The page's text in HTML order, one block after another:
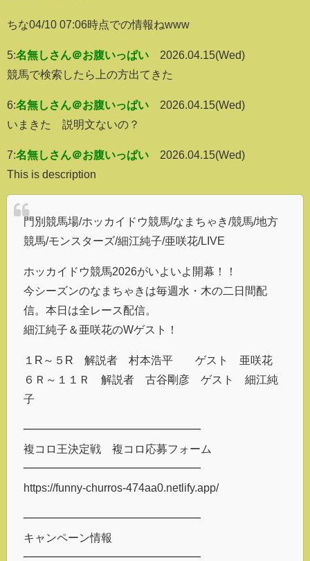
ちな04/10 07:06時点での情報ねwww
5:名無しさん＠お腹いっぱい
2026.04.15(Wed)
競馬で検索したら上の方出てきた
6:名無しさん＠お腹いっぱい
2026.04.15(Wed)
いまきた 説明文ないの？
7:名無しさん＠お腹いっぱい
2026.04.15(Wed)
This is description
門別競馬場/ホッカイドウ競馬/なまちゃき/競馬/地方
競馬/モンスターズ/細江純子/亜咲花/LIVE
ホッカイドウ競馬2026がいよいよ開幕！！
今シーズンのなまちゃきは毎週水・木の二日間配
信。本日は全レース配信。
細江純子＆亜咲花のWゲスト！
１R～５R 解説者 村本浩平 ゲスト 亜咲花
６Ｒ～１１Ｒ 解説者 古谷剛彦 ゲスト 細江純
子
━━━━━━━━━━━━━━━━
複コロ王決定戦 複コロ応募フォーム
━━━━━━━━━━━━━━━━
https://funny-churros-474aa0.netlify.app/
━━━━━━━━━━━━━━━━
キャンペーン情報
━━━━━━━━━━━━━━━━